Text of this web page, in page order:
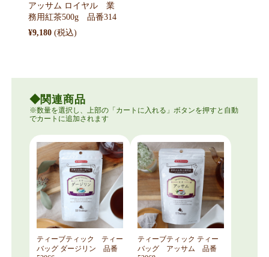
アッサム ロイヤル 業
務用紅茶500g 品番314
¥9,180
関連商品
ティーブティック ティー
バッグ ダージリン 品番
ティーブティック ティー
バッグ アッサム 品番